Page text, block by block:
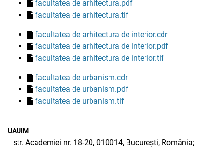
facultatea de arhitectura.pdf
facultatea de arhitectura.tif
facultatea de arhitectura de interior.cdr
facultatea de arhitectura de interior.pdf
facultatea de arhitectura de interior.tif
facultatea de urbanism.cdr
facultatea de urbanism.pdf
facultatea de urbanism.tif
UAUIM
str. Academiei nr. 18-20, 010014, București, România;